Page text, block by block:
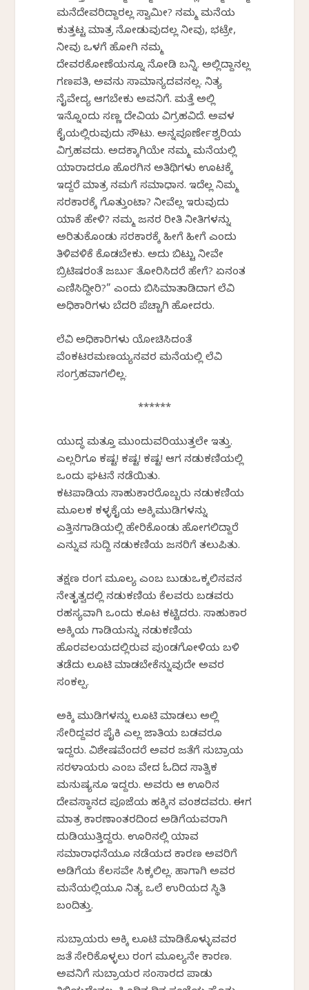
ಮನೆದೇವರಿದ್ದಾರಲ್ಲ ಸ್ವಾಮೀ? ನಮ್ಮ ಮನೆಯ
ಕುತ್ತಟ್ಟ ಮಾತ್ರ ನೋಡುವುದಲ್ಲ ನೀವು, ಭಟ್ರೇ,
ನೀವು ಒಳಗೆ ಹೋಗಿ ನಮ್ಮ
ದೇವರಕೋಣೆಯನ್ನೂ ನೋಡಿ ಬನ್ನಿ. ಅಲ್ಲಿದ್ದಾನಲ್ಲ
ಗಣಪತಿ, ಅವನು ಸಾಮಾನ್ಯದವನಲ್ಲ. ನಿತ್ಯ
ನೈವೇದ್ಯ ಆಗಬೇಕು ಅವನಿಗೆ. ಮತ್ತೆ ಅಲ್ಲಿ
ಇನ್ನೊಂದು ಸಣ್ಣ ದೇವಿಯ ವಿಗ್ರಹವಿದೆ. ಅವಳ
ಕೈಯಲ್ಲಿರುವುದು ಸೌಟು. ಅನ್ನಪೂರ್ಣೇಶ್ವರಿಯ
ವಿಗ್ರಹವದು. ಅದಕ್ಕಾಗಿಯೇ ನಮ್ಮ ಮನೆಯಲ್ಲಿ
ಯಾರಾದರೂ ಹೊರಗಿನ ಅತಿಥಿಗಳು ಊಟಕ್ಕೆ
ಇದ್ದರೆ ಮಾತ್ರ ನಮಗೆ ಸಮಾಧಾನ. ಇದೆಲ್ಲ ನಿಮ್ಮ
ಸರಕಾರಕ್ಕೆ ಗೊತ್ತುಂಟಾ? ನೀವೆಲ್ಲ ಇರುವುದು
ಯಾಕೆ ಹೇಳಿ? ನಮ್ಮ ಜನರ ರೀತಿ ನೀತಿಗಳನ್ನು
ಅರಿತುಕೊಂಡು ಸರಕಾರಕ್ಕೆ ಹೀಗೆ ಹೀಗೆ ಎಂದು
ತಿಳಿವಳಿಕೆ ಕೊಡಬೇಕು. ಅದು ಬಿಟ್ಟು ನೀವೇ
ಬ್ರಿಟಿಷರಂತೆ ಜರ್ಬು ತೋರಿಸಿದರೆ ಹೇಗೆ? ಏನಂತ
ಎಣಿಸಿದ್ದೀರಿ?” ಎಂದು ಬಿಸಿಮಾತಾಡಿದಾಗ ಲೆವಿ
ಅಧಿಕಾರಿಗಳು ಬೆದರಿ ಪೆಚ್ಚಾಗಿ ಹೋದರು.
ಲೆವಿ ಅಧಿಕಾರಿಗಳು ಯೋಚಿಸಿದಂತೆ
ವೆಂಕಟರಮಣಯ್ಯನವರ ಮನೆಯಲ್ಲಿ ಲೆವಿ
ಸಂಗ್ರಹವಾಗಲಿಲ್ಲ.
******
ಯುದ್ಧ ಮತ್ತೂ ಮುಂದುವರಿಯುತ್ತಲೇ ಇತ್ತು.
ಎಲ್ಲರಿಗೂ ಕಷ್ಟ! ಕಷ್ಟ! ಕಷ್ಟ! ಆಗ ನಡುಕಣಿಯಲ್ಲಿ
ಒಂದು ಘಟನೆ ನಡೆಯಿತು.
ಕಟಪಾಡಿಯ ಸಾಹುಕಾರರೊಬ್ಬರು ನಡುಕಣಿಯ
ಮೂಲಕ ಕಳ್ಳಕೈಯ ಅಕ್ಕಿಮುಡಿಗಳನ್ನು
ಎತ್ತಿನಗಾಡಿಯಲ್ಲಿ ಹೇರಿಕೊಂಡು ಹೋಗಲಿದ್ದಾರೆ
ಎನ್ನುವ ಸುದ್ದಿ ನಡುಕಣಿಯ ಜನರಿಗೆ ತಲುಪಿತು.
ತಕ್ಷಣ ರಂಗ ಮೂಲ್ಯ ಎಂಬ ಬುಡುಒಕ್ಕಲಿನವನ
ನೇತೃತ್ವದಲ್ಲಿ ನಡುಕಣಿಯ ಕೆಲವರು ಬಡವರು
ರಹಸ್ಯವಾಗಿ ಒಂದು ಕೂಟ ಕಟ್ಟಿದರು. ಸಾಹುಕಾರ
ಅಕ್ಕಿಯ ಗಾಡಿಯನ್ನು ನಡುಕಣಿಯ
ಹೊರವಲಯದಲ್ಲಿರುವ ಪುಂಡಗೋಳಿಯ ಬಳಿ
ತಡೆದು ಲೂಟಿ ಮಾಡಬೇಕೆನ್ನುವುದೇ ಅವರ
ಸಂಕಲ್ಪ.
ಅಕ್ಕಿ ಮುಡಿಗಳನ್ನು ಲೂಟಿ ಮಾಡಲು ಅಲ್ಲಿ
ಸೇರಿದ್ದವರ ಪೈಕಿ ಎಲ್ಲ ಜಾತಿಯ ಬಡವರೂ
ಇದ್ದರು. ವಿಶೇಷವೆಂದರೆ ಅವರ ಜತೆಗೆ ಸುಬ್ರಾಯ
ಸರಳಾಯರು ಎಂಬ ವೇದ ಓದಿದ ಸಾತ್ವಿಕ
ಮನುಷ್ಯನೂ ಇದ್ದರು. ಅವರು ಆ ಊರಿನ
ದೇವಸ್ಥಾನದ ಪೂಜೆಯ ಹಕ್ಕಿನ ವಂಶದವರು. ಈಗ
ಮಾತ್ರ ಕಾರಣಾಂತರದಿಂದ ಅಡಿಗೆಯವರಾಗಿ
ದುಡಿಯುತ್ತಿದ್ದರು. ಊರಿನಲ್ಲಿ ಯಾವ
ಸಮಾರಾಧನೆಯೂ ನಡೆಯದ ಕಾರಣ ಅವರಿಗೆ
ಅಡಿಗೆಯ ಕೆಲಸವೇ ಸಿಕ್ಕಲಿಲ್ಲ. ಹಾಗಾಗಿ ಅವರ
ಮನೆಯಲ್ಲಿಯೂ ನಿತ್ಯ ಒಲೆ ಉರಿಯದ ಸ್ಥಿತಿ
ಬಂದಿತ್ತು.
ಸುಬ್ರಾಯರು ಅಕ್ಕಿ ಲೂಟಿ ಮಾಡಿಕೊಳ್ಳುವವರ
ಜತೆ ಸೇರಿಕೊಳ್ಳಲು ರಂಗ ಮೂಲ್ಯನೇ ಕಾರಣ.
ಅವನಿಗೆ ಸುಬ್ರಾಯರ ಸಂಸಾರದ ಪಾಡು